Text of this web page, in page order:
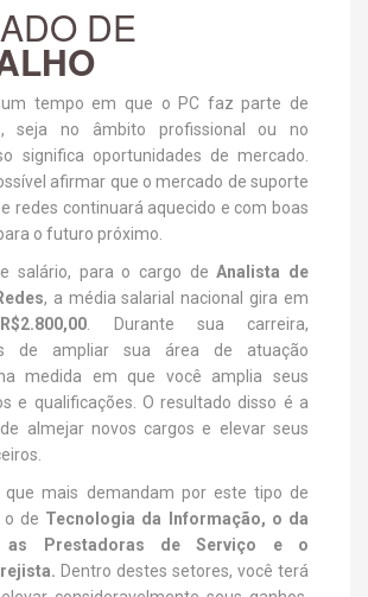
DE
tempo em que o PC faz parte de
seja no âmbito profissional ou no
significa oportunidades de mercado.
afirmar que o mercado de suporte
redes continuará aquecido e com boas
o futuro próximo.
salário, para o cargo deAnalista de
, a média salarial nacional gira em
R$2.800,00 . Durante sua carreira,
de ampliar sua área de atuação
medida em que você amplia seus
e qualificações. O resultado disso é a
almejar novos cargos e elevar seus
que mais demandam por este tipo de
o de Tecnologia da Informação, o da
as Prestadoras de Serviço e o
Dentro destes setores, você terá